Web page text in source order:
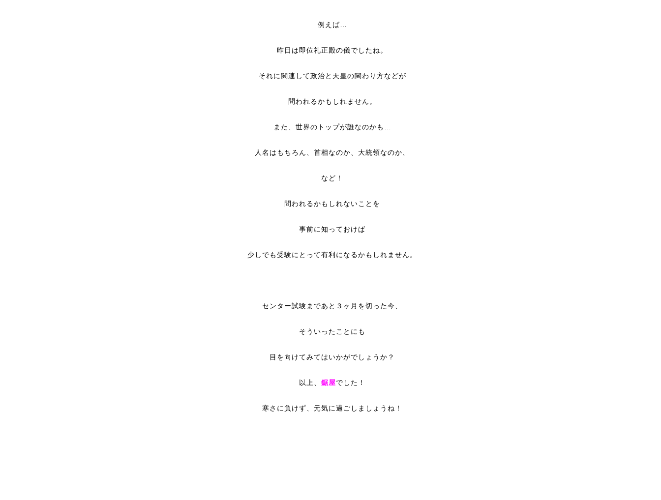
例えば…
昨日は即位礼正殿の儀でしたね。
それに関連して政治と天皇の関わり方などが
問われるかもしれません。
また、世界のトップが誰なのかも…
人名はもちろん、首相なのか、大統領なのか、
など！
問われるかもしれないことを
事前に知っておけば
少しでも受験にとって有利になるかもしれません。
センター試験まであと３ヶ月を切った今、
そういったことにも
目を向けてみてはいかがでしょうか？
以上、 鋸屋でした！
寒さに負けず、元気に過ごしましょうね！